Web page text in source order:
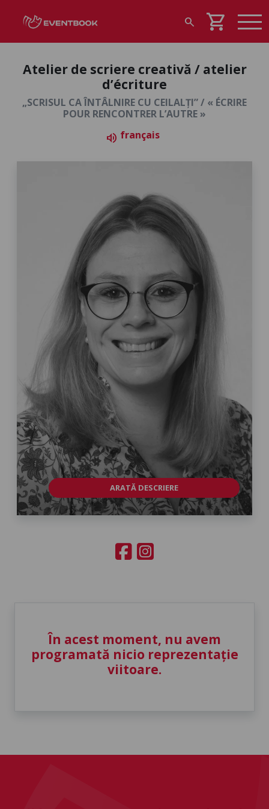
search shopping_cart
Atelier de scriere creativă / atelier
d’écriture
„SCRISUL CA ÎNTÂLNIRE CU CEILALȚI” / « ÉCRIRE
POUR RENCONTRER L’AUTRE »
volume_up français
ARATĂ DESCRIERE
În acest moment, nu avem
programată nicio reprezentație
viitoare.